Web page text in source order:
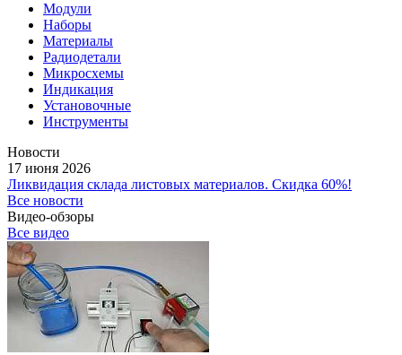
Модули
Наборы
Материалы
Радиодетали
Микросхемы
Индикация
Установочные
Инструменты
Новости
17 июня 2026
Ликвидация склада листовых материалов. Скидка 60%!
Все новости
Видео-обзоры
Все видео